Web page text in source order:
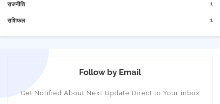
राजनीति 1
राशिफल 1
Follow by Email
Get Notified About Next Update Direct to Your inbox